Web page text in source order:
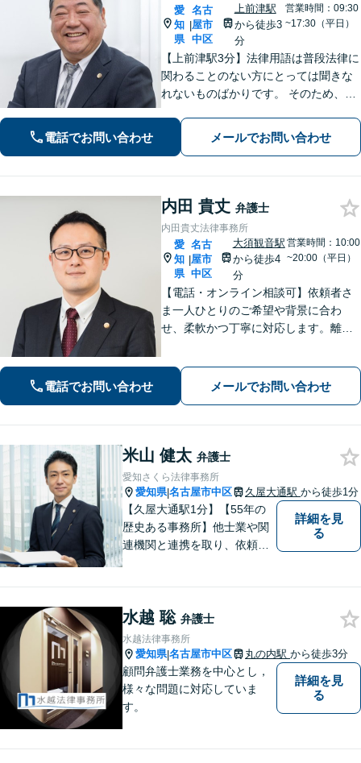
愛
知
県
|
名古
屋市
中区
上前津駅
から徒歩3
分
営業時間：09:30
~17:30（平日）
【上前津駅3分】法律用語は普段法律に
関わることのない方にとっては聞きな
れないものばかりです。 そのため、な
からの対応を説明させていただきま
す。最善の解決策は何なのかを共に考
電話でお問い合わせ メールでお問い合わせ
内田 貴丈 弁護士
内田貴丈法律事務所
愛
知
県
|
名古
屋市
中区
大須観音駅
から徒歩4
分
営業時間：10:00
~20:00（平日）
【電話・オンライン相談可】依頼者さ
ま一人ひとりのご希望や背景に合わ
せ、柔軟かつ丁寧に対応します。離
たします。ご相談ください。【大須観
音駅4分】
電話でお問い合わせ メールでお問い合わせ
米山 健太 弁護士
愛知さくら法律事務所
愛知県|名古屋市中区 久屋大通駅 から徒歩1分
【久屋大通駅1分】【55年の
歴史ある事務所】他士業や関
連機関と連携を取り、依頼者
破産/企業法務/労働/刑事など
幅広い分野の対応経験がござ
います。
詳細を見
る
水越 聡 弁護士
水越法律事務所
愛知県|名古屋市中区 丸の内駅 から徒歩3分
顧問弁護士業務を中心とし，
様々な問題に対応していま
す。
詳細を見
る